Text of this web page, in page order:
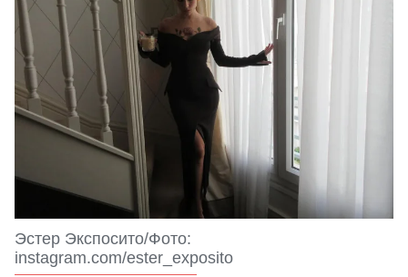
Эстер Экспосито/Фото:
instagram.com/ester_exposito